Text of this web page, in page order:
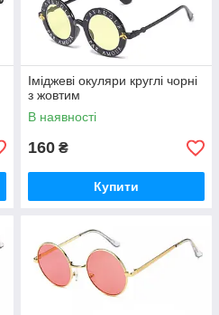
Іміджеві окуляри круглі чорні
з жовтим
В наявності
160 ₴
Купити